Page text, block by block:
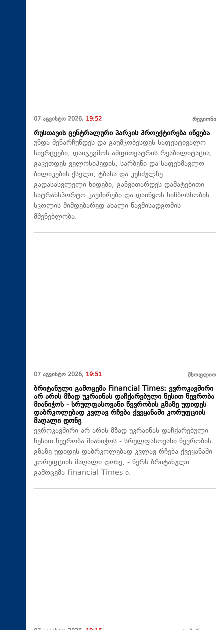
07 აგვისტო 2026, 19:52 რეგიონი
რუსთავის ცენტრალური პარკის პროექტირება იწყება
უნდა შენარჩუნდეს და გაუმჯობესდეს საფესტივალო
სივრცეები, დაიგეგმოს ამფითეატრის რეაბილიტაცია,
გაკეთდეს ველოსიპედის, სარბენი და საფეხმავლო
ბილიკების ქსელი, ტბასა და კუნძულზე
გადასასვლელი ხიდები, განვითარდეს დამატებითი
სატრანსპორტო კავშირები და დაიწყოს ნიჩბოსნობის
სკოლის მიმდებარედ ახალი ნავმისადგომის
მშენებლობა.
07 აგვისტო 2026, 19:51 მსოფლიო
ბრიტანული გამოცემა Financial Times: ევროკავშირი
არ არის მზად უკრაინას დაჩქარებული წესით წევრობა
მიანიჭოს - სრულფასოვანი წევრობის გზაზე უდიდეს
დაბრკოლებად კვლავ რჩება ქვეყანაში კორუფციის
მაღალი დონე
ევროკავშირი არ არის მზად უკრაინას დაჩქარებული
წესით წევრობა მიანიჭოს - სრულფასოვანი წევრობის
გზაზე უდიდეს დაბრკოლებად კვლავ რჩება ქვეყანაში
კორუფციის მაღალი დონე, - წერს ბრიტანული
გამოცემა Financial Times-ი.